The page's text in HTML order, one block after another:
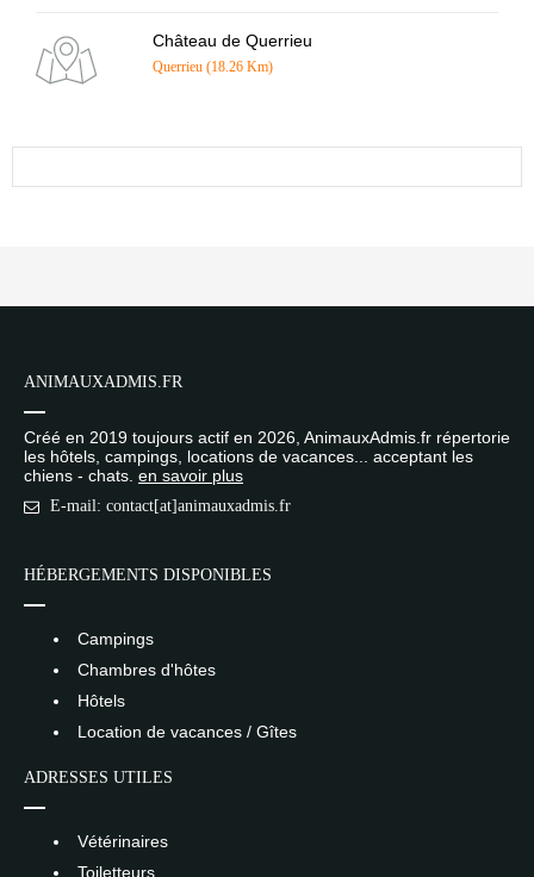
Château de Querrieu
Querrieu (18.26 Km)
ANIMAUXADMIS.FR
Créé en 2019 toujours actif en 2026, AnimauxAdmis.fr répertorie
les hôtels, campings, locations de vacances... acceptant les
chiens - chats. en savoir plus
E-mail: contact[at]animauxadmis.fr
HÉBERGEMENTS DISPONIBLES
Campings
Chambres d'hôtes
Hôtels
Location de vacances / Gîtes
ADRESSES UTILES
Vétérinaires
Toiletteurs